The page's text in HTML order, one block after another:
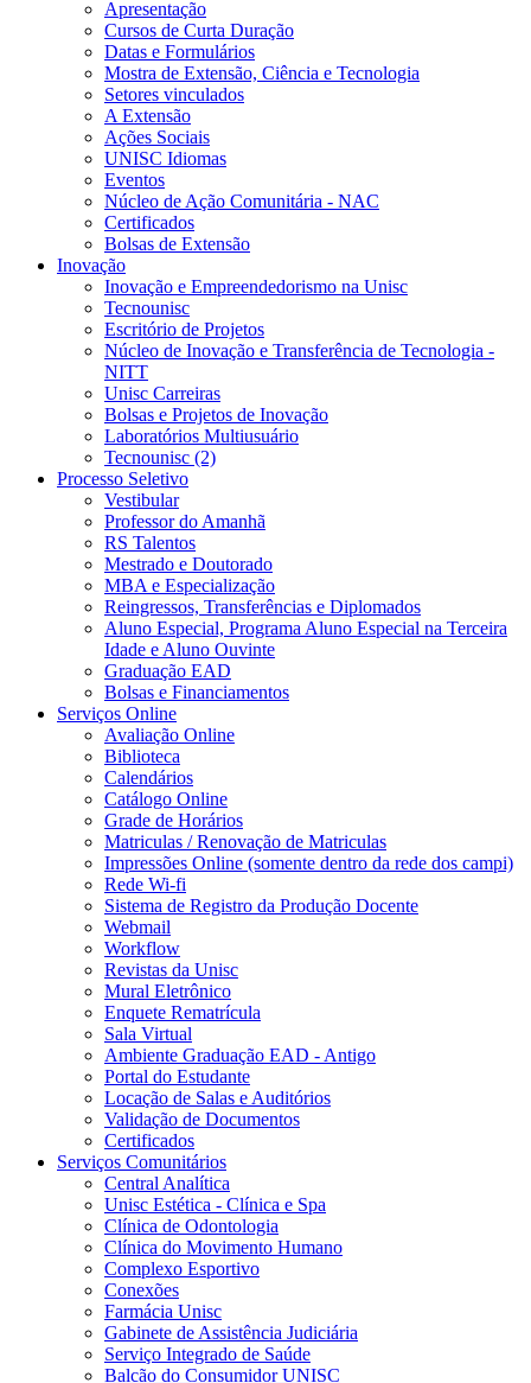
Apresentação
Cursos de Curta Duração
Datas e Formulários
Mostra de Extensão, Ciência e Tecnologia
Setores vinculados
A Extensão
Ações Sociais
UNISC Idiomas
Eventos
Núcleo de Ação Comunitária - NAC
Certificados
Bolsas de Extensão
Inovação
Inovação e Empreendedorismo na Unisc
Tecnounisc
Escritório de Projetos
Núcleo de Inovação e Transferência de Tecnologia -
NITT
Unisc Carreiras
Bolsas e Projetos de Inovação
Laboratórios Multiusuário
Tecnounisc (2)
Processo Seletivo
Vestibular
Professor do Amanhã
RS Talentos
Mestrado e Doutorado
MBA e Especialização
Reingressos, Transferências e Diplomados
Aluno Especial, Programa Aluno Especial na Terceira
Idade e Aluno Ouvinte
Graduação EAD
Bolsas e Financiamentos
Serviços Online
Avaliação Online
Biblioteca
Calendários
Catálogo Online
Grade de Horários
Matriculas / Renovação de Matriculas
Impressões Online (somente dentro da rede dos campi)
Rede Wi-fi
Sistema de Registro da Produção Docente
Webmail
Workflow
Revistas da Unisc
Mural Eletrônico
Enquete Rematrícula
Sala Virtual
Ambiente Graduação EAD - Antigo
Portal do Estudante
Locação de Salas e Auditórios
Validação de Documentos
Certificados
Serviços Comunitários
Central Analítica
Unisc Estética - Clínica e Spa
Clínica de Odontologia
Clínica do Movimento Humano
Complexo Esportivo
Conexões
Farmácia Unisc
Gabinete de Assistência Judiciária
Serviço Integrado de Saúde
Balcão do Consumidor UNISC